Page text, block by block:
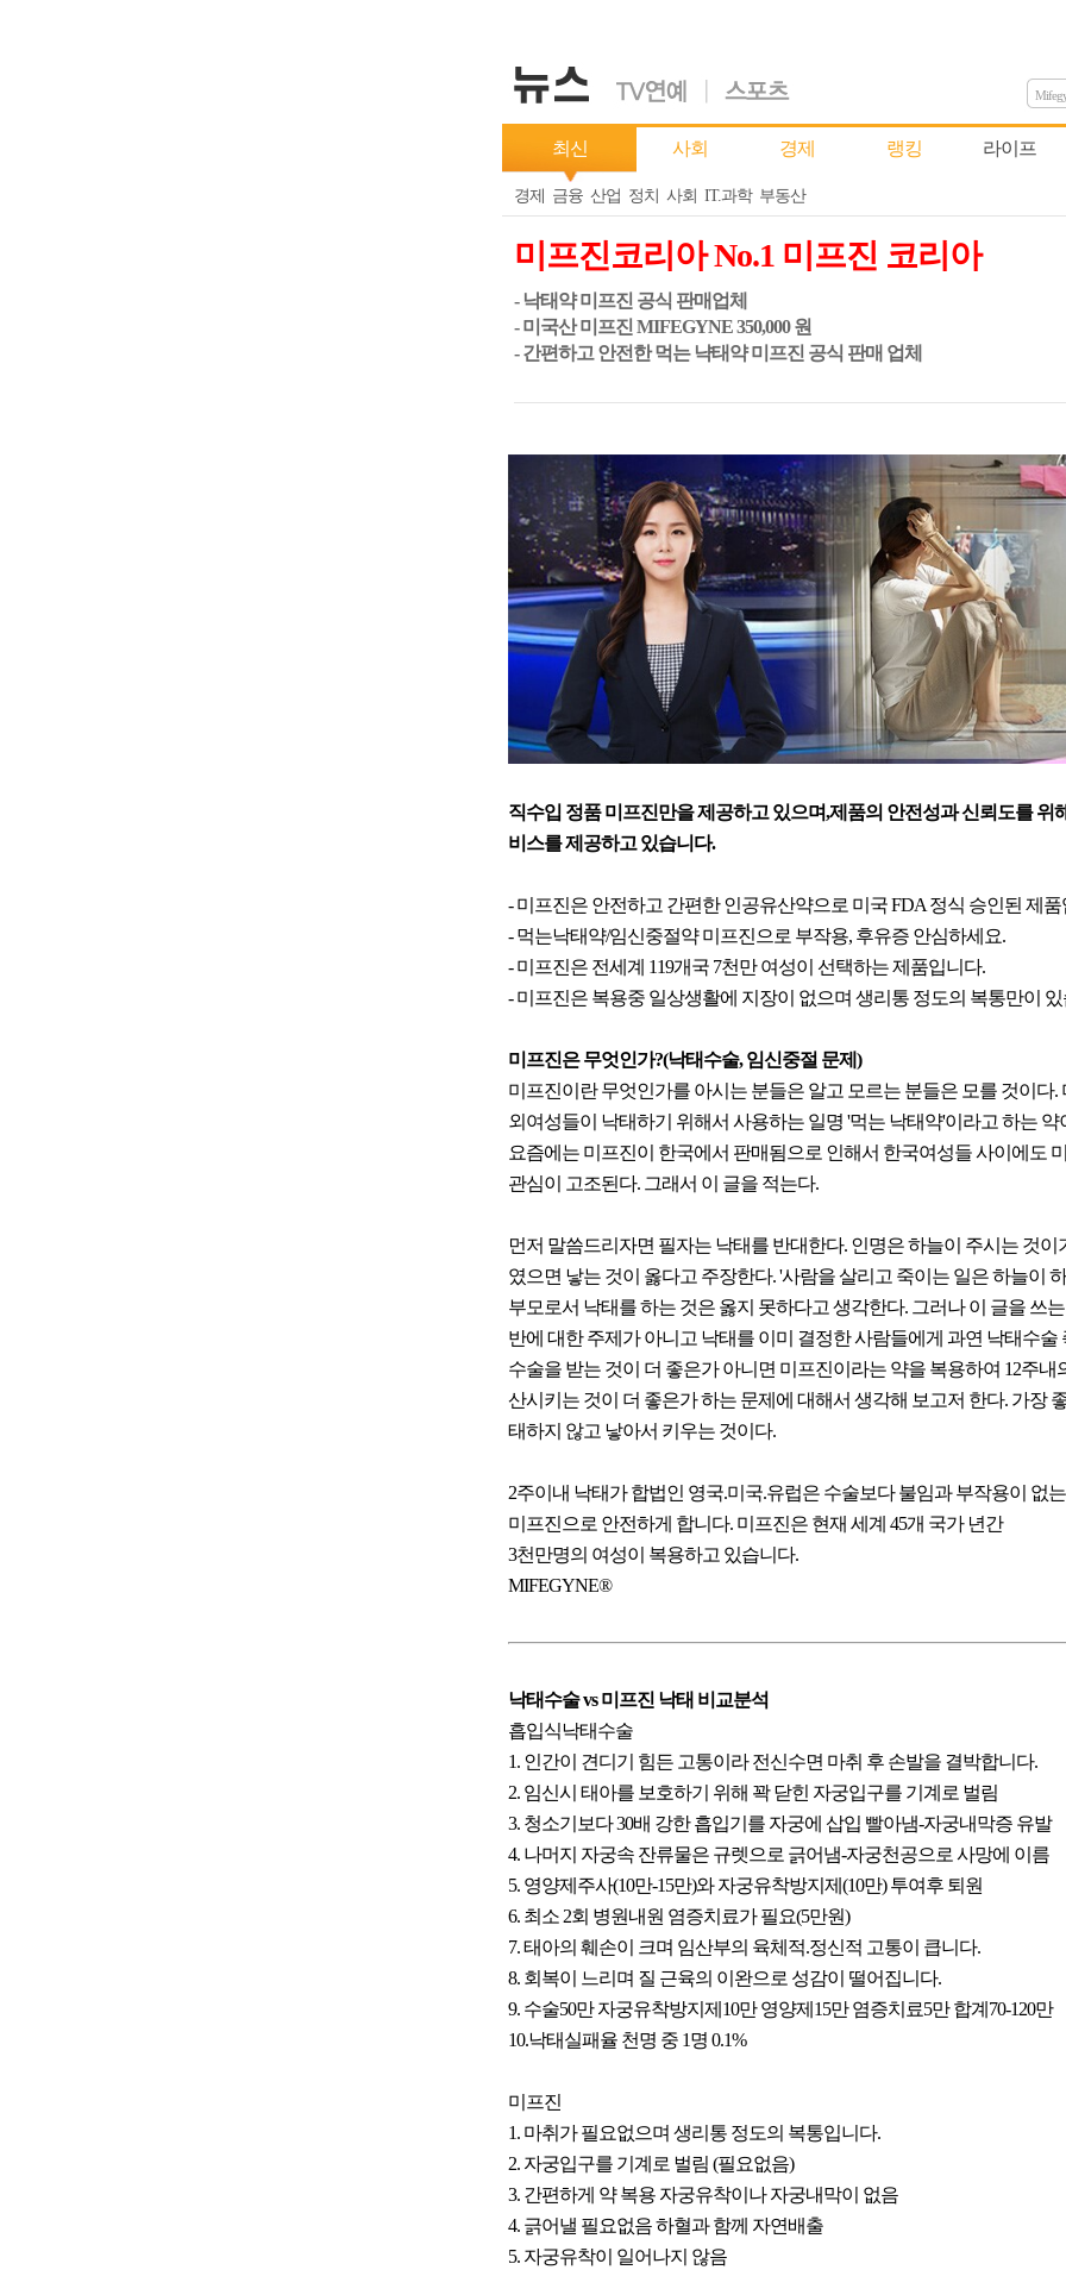
최신 사회 경제 랭킹 라이프
경제 금융 산업 정치 사회 IT.과학 부동산
미프진코리아 No.1 미프진 코리아
- 낙태약 미프진 공식 판매업체
- 미국산 미프진 MIFEGYNE 350,000 원
- 간편하고 안전한 먹는 냑태약 미프진 공식 판매 업체
직수입 정품 미프진만을 제공하고 있으며,제품의 안전성과 신뢰도를 위
비스를 제공하고 있습니다.
- 미프진은 안전하고 간편한 인공유산약으로 미국 FDA 정식 승인된 제품
- 먹는낙태약/임신중절약 미프진으로 부작용, 후유증 안심하세요.
- 미프진은 전세계 119개국 7천만 여성이 선택하는 제품입니다.
- 미프진은 복용중 일상생활에 지장이 없으며 생리통 정도의 복통만이
미프진은 무엇인가?(낙태수술, 임신중절 문제)
미프진이란 무엇인가를 아시는 분들은 알고 모르는 분들은 모를 것이다.
외여성들이 낙태하기 위해서 사용하는 일명 '먹는 낙태약'이라고 하는 약
요즘에는 미프진이 한국에서 판매됨으로 인해서 한국여성들 사이에도
관심이 고조된다. 그래서 이 글을 적는다.
먼저 말씀드리자면 필자는 낙태를 반대한다. 인명은 하늘이 주시는 것이
였으면 낳는 것이 옳다고 주장한다. '사람을 살리고 죽이는 일은 하늘이
부모로서 낙태를 하는 것은 옳지 못하다고 생각한다. 그러나 이 글을 쓰
반에 대한 주제가 아니고 낙태를 이미 결정한 사람들에게 과연 낙태수술
수술을 받는 것이 더 좋은가 아니면 미프진이라는 약을 복용하여 12주내
산시키는 것이 더 좋은가 하는 문제에 대해서 생각해 보고저 한다. 가장
태하지 않고 낳아서 키우는 것이다.
2주이내 낙태가 합법인 영국.미국.유럽은 수술보다 불임과 부작용이 없는
미프진으로 안전하게 합니다. 미프진은 현재 세계 45개 국가 년간
3천만명의 여성이 복용하고 있습니다.
MIFEGYNE®
낙태수술 vs 미프진 낙태 비교분석
흡입식낙태수술
1. 인간이 견디기 힘든 고통이라 전신수면 마취 후 손발을 결박합니다.
2. 임신시 태아를 보호하기 위해 꽉 닫힌 자궁입구를 기계로 벌림
3. 청소기보다 30배 강한 흡입기를 자궁에 삽입 빨아냄-자궁내막증 유발
4. 나머지 자궁속 잔류물은 규렛으로 긁어냄-자궁천공으로 사망에 이름
5. 영양제주사(10만-15만)와 자궁유착방지제(10만) 투여후 퇴원
6. 최소 2회 병원내원 염증치료가 필요(5만원)
7. 태아의 훼손이 크며 임산부의 육체적.정신적 고통이 큽니다.
8. 회복이 느리며 질 근육의 이완으로 성감이 떨어집니다.
9. 수술50만 자궁유착방지제10만 영양제15만 염증치료5만 합계70-120만
10.낙태실패율 천명 중 1명 0.1%
미프진
1. 마취가 필요없으며 생리통 정도의 복통입니다.
2. 자궁입구를 기계로 벌림 (필요없음)
3. 간편하게 약 복용 자궁유착이나 자궁내막이 없음
4. 긁어낼 필요없음 하혈과 함께 자연배출
5. 자궁유착이 일어나지 않음